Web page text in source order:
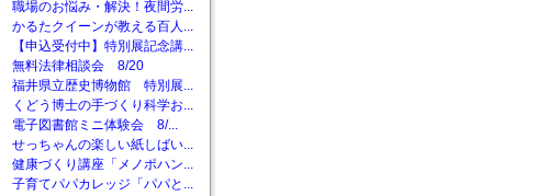
職場のお悩み・解決！夜間労...
かるたクイーンが教える百人...
【申込受付中】特別展記念講...
無料法律相談会 8/20
福井県立歴史博物館 特別展...
くどう博士の手づくり科学お...
電子図書館ミニ体験会 8/...
せっちゃんの楽しい紙しばい...
健康づくり講座「メノポハン...
子育てパパカレッジ「パパと...